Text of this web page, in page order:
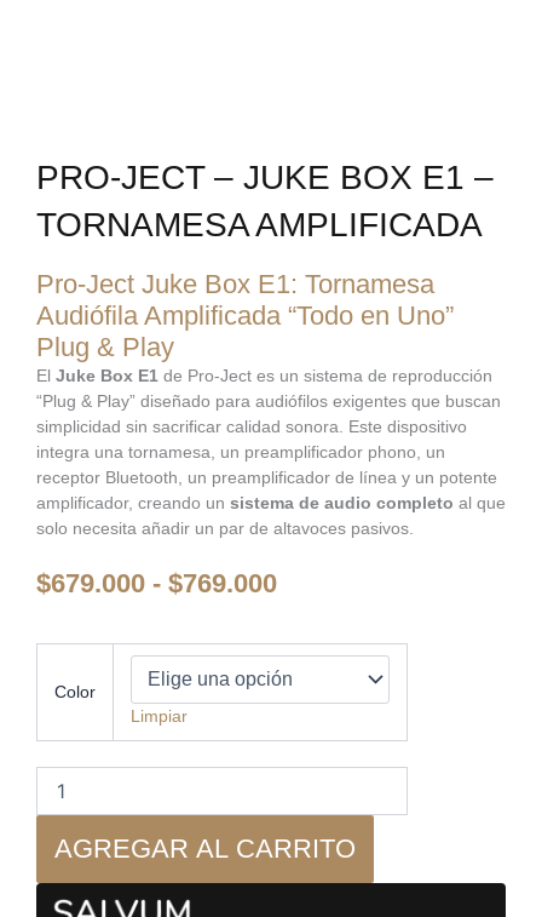
PRO-JECT – JUKE BOX E1 –
TORNAMESA AMPLIFICADA
Pro-Ject Juke Box E1: Tornamesa
Audiófila Amplificada “Todo en Uno”
Plug & Play
El Juke Box E1 de Pro-Ject es un sistema de reproducción
“Plug & Play” diseñado para audiófilos exigentes que buscan
simplicidad sin sacrificar calidad sonora. Este dispositivo
integra una tornamesa, un preamplificador phono, un
receptor Bluetooth, un preamplificador de línea y un potente
amplificador, creando un sistema de audio completo al que
solo necesita añadir un par de altavoces pasivos.
$679.000 - $769.000Rango
desde
$679.000
hasta
$769.000
Color
Limpiar
Tornamesa
Amplificada
AGREGAR AL CARRITO